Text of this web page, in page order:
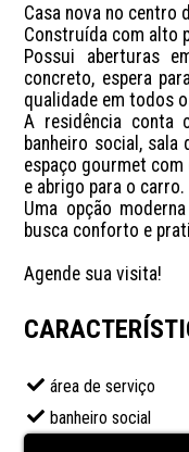
Casa nova no centro
Construída com alto
Possui aberturas
concreto, espera
qualidade em todos
A residência conta
banheiro social, sala
espaço gourmet
e abrigo para o carro.
Uma opção
busca conforto e
Agende sua visita!
área de serviço
banheiro social